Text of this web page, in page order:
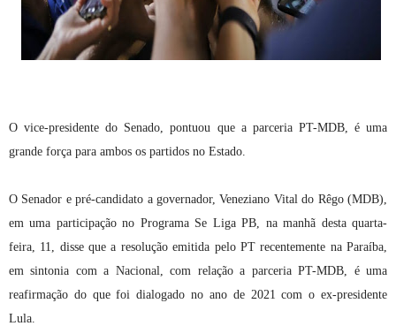
O vice-presidente do Senado, pontuou que a parceria PT-MDB, é uma
grande força para ambos os partidos no Estado.
O Senador e pré-candidato a governador, Veneziano Vital do Rêgo (MDB),
em uma participação no Programa Se Liga PB, na manhã desta quarta-
feira, 11, disse que a resolução emitida pelo PT recentemente na Paraíba,
em sintonia com a Nacional, com relação a parceria PT-MDB, é uma
reafirmação do que foi dialogado no ano de 2021 com o ex-presidente
Lula.